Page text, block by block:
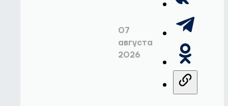
07
августа
2026